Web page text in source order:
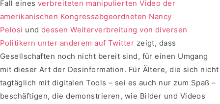
Fall eines verbreiteten manipulierten Video der
amerikanischen Kongressabgeordneten Nancy
Pelosi und dessen Weiterverbreitung von diversen
Politikern unter anderem auf Twitter zeigt, dass
Gesellschaften noch nicht bereit sind, für einen Umgang
mit dieser Art der Desinformation. Für Ältere, die sich nicht
tagtäglich mit digitalen Tools – sei es auch nur zum Spaß –
beschäftigen, die demonstrieren, wie Bilder und Videos